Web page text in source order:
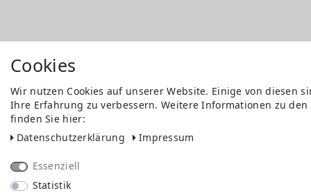
Cookies
Wir nutzen Cookies auf unserer Website. Einige von diesen
Ihre Erfahrung zu verbessern. Weitere Informationen zu
finden Sie hier:
Daten­schutz­erklärung
Impressum
Essenziell
Statistik